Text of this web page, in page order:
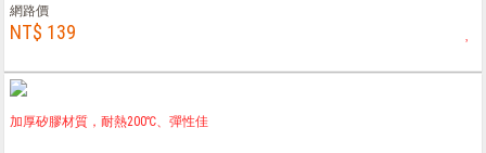
網路價
NT$ 139
加厚矽膠材質，耐熱200℃、彈性佳